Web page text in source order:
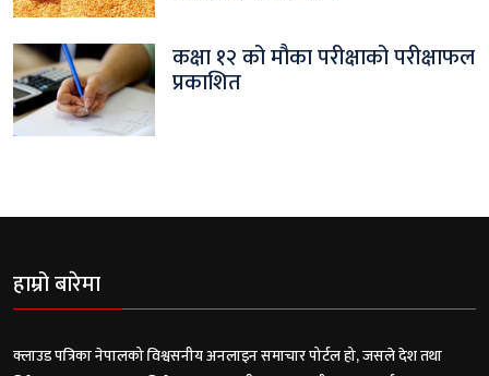
कक्षा १२ को मौका परीक्षाको परीक्षाफल
प्रकाशित
हाम्रो बारेमा
क्लाउड पत्रिका नेपालको विश्वसनीय अनलाइन समाचार पोर्टल हो, जसले देश तथा